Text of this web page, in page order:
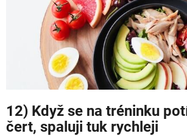
12) Když se na tréninku
čert, spaluji tuk rychleji